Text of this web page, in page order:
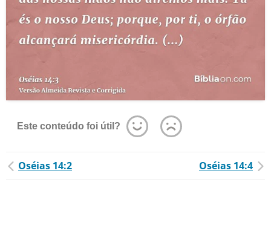
Este conteúdo foi útil?
Oséias 14:2 Oséias 14:4